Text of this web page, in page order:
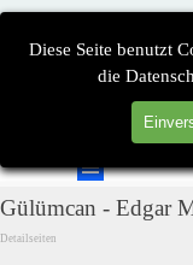
Diese Seite benutzt
die
Direkt zum Seiteninhalt
Gülümcan - Edgar
Detailseiten